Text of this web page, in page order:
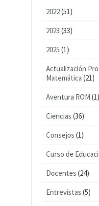
2022(51)
2023 (33)
2025 (1)
Actualización
Matemática (21)
Aventura ROM (1)
Ciencias (36)
Consejos (1)
Curso de
Docentes (24)
Entrevistas (5)